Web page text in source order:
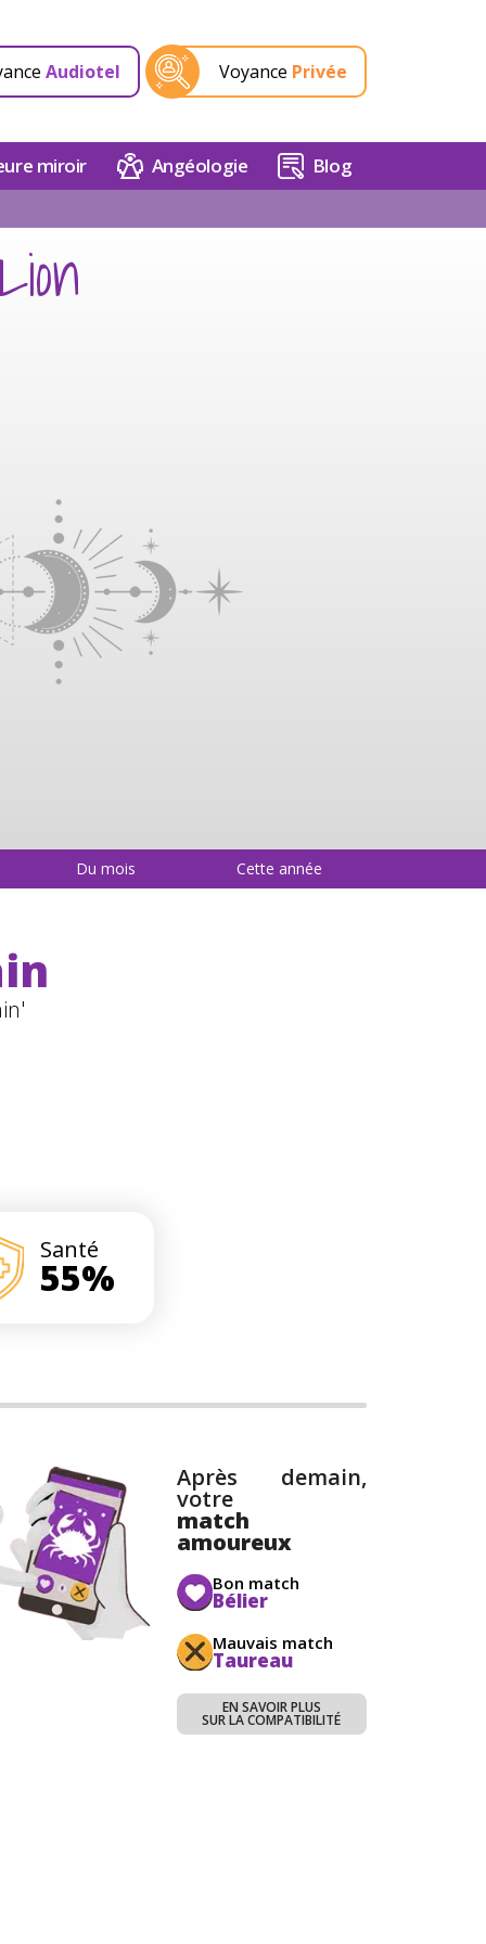
Audiotel Voyance Privée
miroir Angéologie Blog
Du mois Cette année
Santé
55%
Après demain,
votre
match
amoureux
Bon match
Bélier
Mauvais match
Taureau
EN SAVOIR PLUS
SUR LA COMPATIBILITÉ